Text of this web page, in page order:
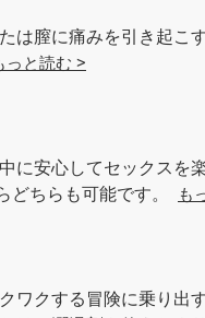
は膣に痛みを引き起こ
っと読む >
に安心してセックスを
どちらも可能です。
も
ワクする冒険に乗り出